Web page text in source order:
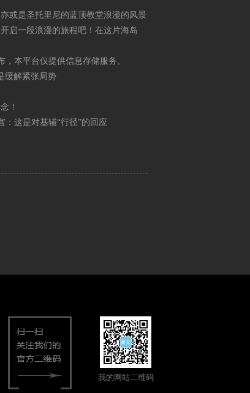
或是圣托里尼的蓝顶教堂浪漫的风景
启一段浪漫的旅程吧！在这片海岛
本平台仅提供信息存储服务。
缓解紧张局势
！
这是对基辅“行径”的回应
我的网站二维码